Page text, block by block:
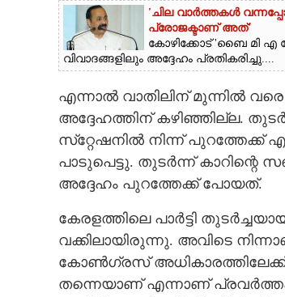
'ചില വാർത്തകൾ
പ്രോജക്ടാണ് അത്'
കോഴിക്കോട് 'ബൈ മി എ
വിവാദങ്ങളിലും അദ്ദേഹം പ്രതികരിച്ചു....
എന്നാല്‍ വാതിലിന് മുന്നില്‍
അദ്ദേഹത്തിന് കഴിഞ്ഞില്ല.
സ്‌റ്റേഷനില്‍ നിന്ന് പുറത്തേക്ക്
പാടുപെട്ടു. തുടര്‍ന്ന്
അദ്ദേഹം പുറത്തേക്ക് പോയത്.
കേരളത്തിലെ പാര്‍ട്ടി
വക്കിലായിരുന്നു. അവിടെ
കോണ്‍ഗ്രസ് അധികാരത്തിലേക്ക്
തന്നെയാണ് എന്നാണ്